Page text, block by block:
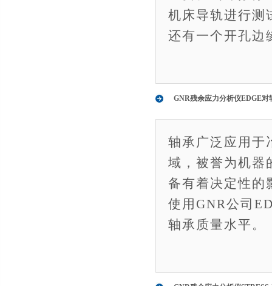
机床导轨进行测
还有一个开孔边
GNR残余应力分析仪EDGE对
轴承广泛应用于
域，被誉为机器
备有着决定性的
使用GNR公司
轴承质量水平。